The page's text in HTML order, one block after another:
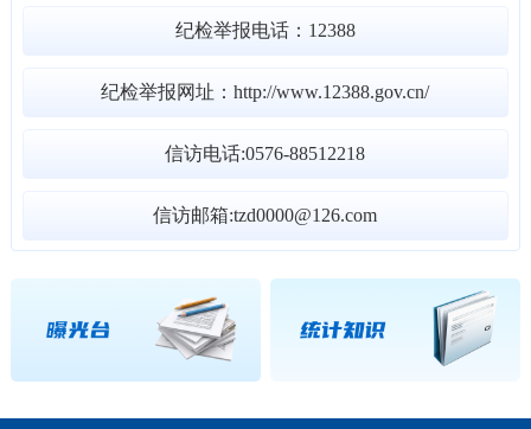
纪检举报电话：12388
纪检举报网址：http://www.12388.gov.cn/
信访电话:0576-88512218
信访邮箱:tzd0000@126.com